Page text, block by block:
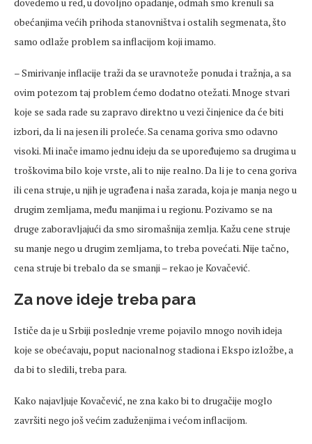
dovedemo u red, u dovoljno opadanje, odmah smo krenuli sa
obećanjima većih prihoda stanovništva i ostalih segmenata, što
samo odlaže problem sa inflacijom koji imamo.
– Smirivanje inflacije traži da se uravnoteže ponuda i tražnja, a sa
ovim potezom taj problem ćemo dodatno otežati. Mnoge stvari
koje se sada rade su zapravo direktno u vezi činjenice da će biti
izbori, da li na jesen ili proleće. Sa cenama goriva smo odavno
visoki. Mi inače imamo jednu ideju da se upoređujemo sa drugima u
troškovima bilo koje vrste, ali to nije realno. Da li je to cena goriva
ili cena struje, u njih je ugrađena i naša zarada, koja je manja nego u
drugim zemljama, među manjima i u regionu. Pozivamo se na
druge zaboravljajući da smo siromašnija zemlja. Kažu cene struje
su manje nego u drugim zemljama, to treba povećati. Nije tačno,
cena struje bi trebalo da se smanji – rekao je Kovačević.
Za nove ideje treba para
Ističe da je u Srbiji poslednje vreme pojavilo mnogo novih ideja
koje se obećavaju, poput nacionalnog stadiona i Ekspo izložbe, a
da bi to sledili, treba para.
Kako najavljuje Kovačević, ne zna kako bi to drugačije moglo
završiti nego još većim zaduženjima i većom inflacijom.